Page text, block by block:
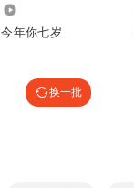
今年你七岁
换一批